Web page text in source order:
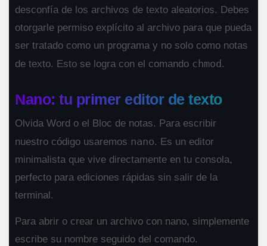
desconfía de los archivos de texto aleatorios. Debes
otorgarle permiso explícito al archivo para que pueda
ser tratado como un programa y no solo como notas
de texto. Esto se logra con el comando chmod .
Nano: tu primer editor de texto
Olvida Word o el Bloc de notas. Para escribir
nuestro código usaremos nano. Es un editor
minimalista que vive directamente en tu consola,
perfecto para ediciones rápidas sin salir de la
terminal.
Para abrir o crear un archivo con nano, simplemente
escribe su nombre seguido del comando.